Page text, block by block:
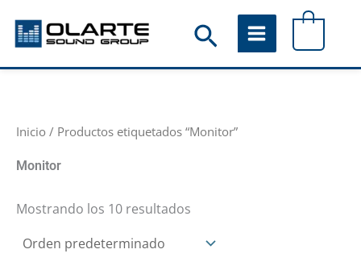
contenido
Buscar
Inicio / Productos etiquetados “Monitor”
Monitor
Mostrando los 10 resultados